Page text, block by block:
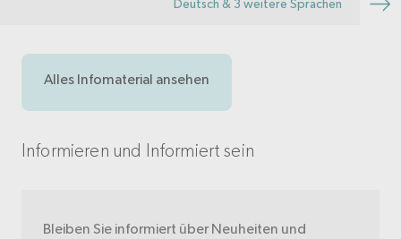
Deutsch & 3 weitere Sprachen
Alles Infomaterial ansehen
Informieren und Informiert sein
Bleiben Sie informiert über Neuheiten und